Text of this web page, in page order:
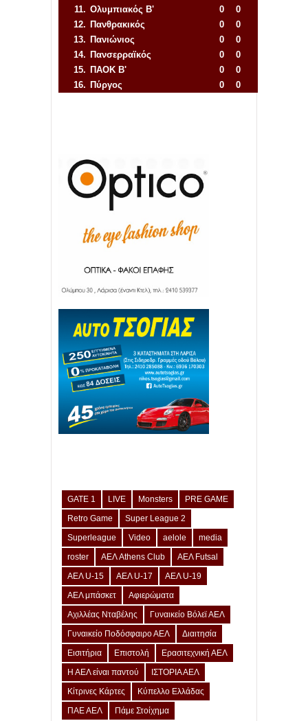
11. Ολυμπιακός Β' 0
0
12. Πανθρακικός 0
0
13. Πανιώνιος 0
0
14. Πανσερραϊκός 0
0
15. ΠΑΟΚ Β' 0
0
16. Πύργος 0
0
GATE 1 LIVE Monsters
PRE GAME
Retro Game
Super League 2
Superleague
Video aelole
media
roster
ΑΕΛ Athens Club
ΑΕΛ Futsal
ΑΕΛ U-15
ΑΕΛ U-17
ΑΕΛ U-19
ΑΕΛ μπάσκετ
Αφιερώματα
Αχιλλέας Νταβέλης
Γυναικείο Βόλεϊ ΑΕΛ
Γυναικείο Ποδόσφαιρο ΑΕΛ
Διαιτησία
Εισιτήρια
Επιστολή
Ερασιτεχνική ΑΕΛ
Η ΑΕΛ είναι παντού
ΙΣΤΟΡΙΑ ΑΕΛ
Κίτρινες Κάρτες
Κύπελλο Ελλάδας
ΠΑΕ ΑΕΛ
Πάμε Στοίχημα